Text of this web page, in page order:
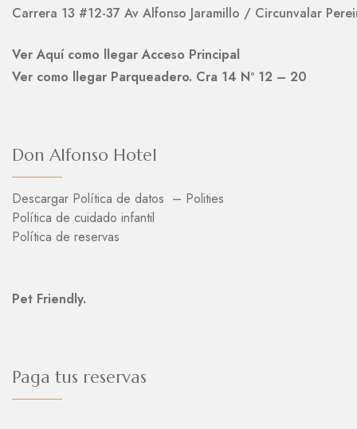
Carrera 13 #12-37 Av Alfonso Jaramillo / Circunvalar
Ver Aquí como llegar Acceso Principal
Ver como llegar Parqueadero. Cra 14 Nº 12 – 20
Don Alfonso Hotel
Descargar Política de datos – Polities
Política de cuidado infantil
Política de reservas
Pet Friendly.
Paga tus reservas